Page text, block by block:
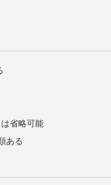
省略可能
ある